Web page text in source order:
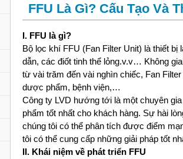
FFU Là Gì? Cấu Tạo Và
I. FFU là gì?
Bộ lọc khí FFU (Fan Filter Unit) là thiết
dẫn, các điốt tinh thể lỏng.v.v… Không
từ vài trăm đến vài nghìn chiếc, Fan
dược phẩm, bệnh viện,…
Công ty LVD hướng tới là một chuyên
phẩm tốt nhất cho khách hàng. Sự hài
chúng tôi có thể phân tích được điểm
tôi có thể cung cấp những giải pháp tốt
II. Khái niệm về phát triển FFU